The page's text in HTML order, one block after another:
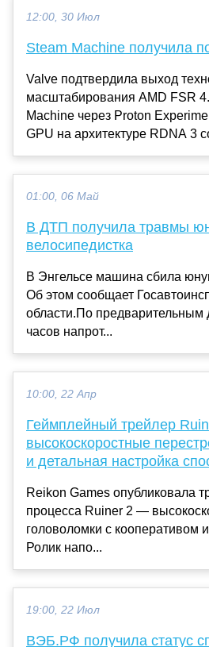
12:00, 30 Июл
Steam Machine получила
Valve подтвердила выход
масштабирования AMD FSR
Machine через Proton
GPU на архитектуре RDNA 3
01:00, 06 Май
В ДТП получила травмы
велосипедистка
В Энгельсе машина сбила
Об этом сообщает
области.По
часов напрот...
10:00, 22 Апр
Геймплейный трейлер
высокоскоростные
и детальная настройка
Reikon Games опубликовала
процесса Ruiner 2 —
головоломки с кооперативом
Ролик напо...
19:00, 22 Июл
ВЭБ.РФ получила статус